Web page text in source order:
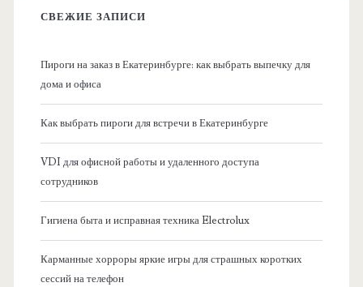
СВЕЖИЕ ЗАПИСИ
Пироги на заказ в Екатеринбурге: как выбрать выпечку для
дома и офиса
Как выбрать пироги для встречи в Екатеринбурге
VDI для офисной работы и удаленного доступа
сотрудников
Гигиена быта и исправная техника Electrolux
Карманные хорроры яркие игры для страшных коротких
сессий на телефон